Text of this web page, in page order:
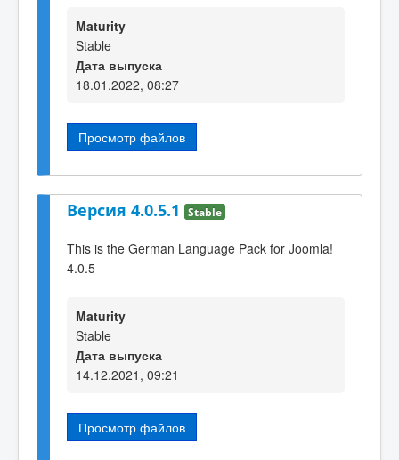
Maturity
Stable
Дата выпуска
18.01.2022, 08:27
Просмотр файлов
Версия 4.0.5.1 Stable
This is the German Language Pack for Joomla!
4.0.5
Maturity
Stable
Дата выпуска
14.12.2021, 09:21
Просмотр файлов